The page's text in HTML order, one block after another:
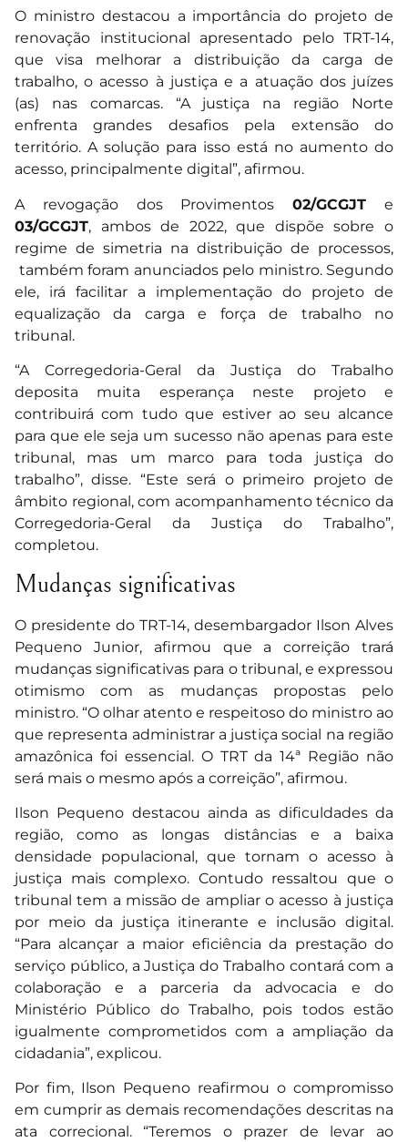
O ministro destacou a importância do projeto de
renovação institucional apresentado pelo TRT-14,
que visa melhorar a distribuição da carga de
trabalho, o acesso à justiça e a atuação dos juízes
(as) nas comarcas. “A justiça na região Norte
enfrenta grandes desafios pela extensão do
território. A solução para isso está no aumento do
acesso, principalmente digital”, afirmou.
A revogação dos Provimentos02/GCGJT e
03/GCGJT, ambos de 2022, que dispõe sobre o
regime de simetria na distribuição de processos,
também foram anunciados pelo ministro. Segundo
ele, irá facilitar a implementação do projeto de
equalização da carga e força de trabalho no
tribunal.
“A Corregedoria-Geral da Justiça do Trabalho
deposita muita esperança neste projeto e
contribuirá com tudo que estiver ao seu alcance
para que ele seja um sucesso não apenas para este
tribunal, mas um marco para toda justiça do
trabalho”, disse. “Este será o primeiro projeto de
âmbito regional, com acompanhamento técnico da
Corregedoria-Geral da Justiça do Trabalho”,
completou.
Mudanças significativas
O presidente do TRT-14, desembargador Ilson Alves
Pequeno Junior, afirmou que a correição trará
mudanças significativas para o tribunal, e expressou
otimismo com as mudanças propostas pelo
ministro. “O olhar atento e respeitoso do ministro ao
que representa administrar a justiça social na região
amazônica foi essencial. O TRT da 14ª Região não
será mais o mesmo após a correição”, afirmou.
Ilson Pequeno destacou ainda as dificuldades da
região, como as longas distâncias e a baixa
densidade populacional, que tornam o acesso à
justiça mais complexo. Contudo ressaltou que o
tribunal tem a missão de ampliar o acesso à justiça
por meio da justiça itinerante e inclusão digital.
“Para alcançar a maior eficiência da prestação do
serviço público, a Justiça do Trabalho contará com a
colaboração e a parceria da advocacia e do
Ministério Público do Trabalho, pois todos estão
igualmente comprometidos com a ampliação da
cidadania”, explicou.
Por fim, Ilson Pequeno reafirmou o compromisso
em cumprir as demais recomendações descritas na
ata correcional. “Teremos o prazer de levar ao